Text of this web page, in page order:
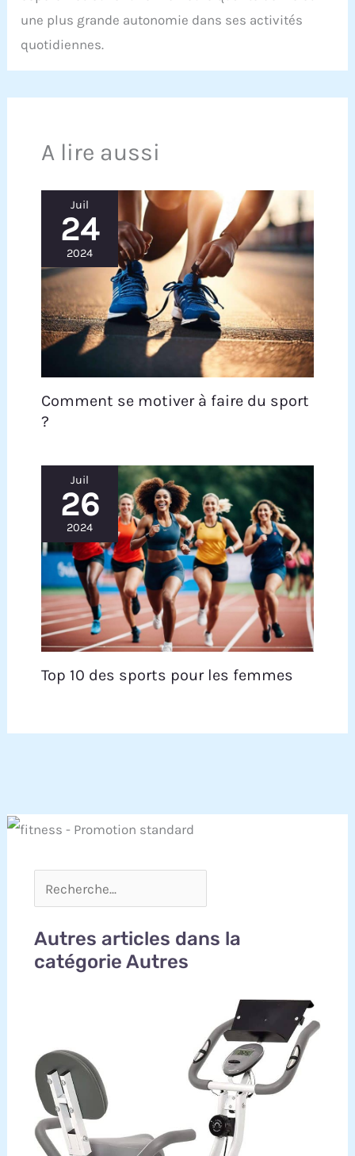
une plus grande autonomie dans ses activités
quotidiennes.
A lire aussi
Juil
24
2024
Comment se motiver à faire du sport
?
Juil
26
2024
Top 10 des sports pour les femmes
Autres articles dans la
catégorie Autres